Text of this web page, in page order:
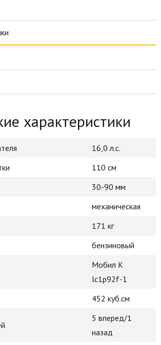
характеристики
16,0 л.с.
110 см
30-90 мм
механическая
171 кг
бензиновый
Мобил К
lc1p92f-1
452 куб.см
5 вперед/1
назад